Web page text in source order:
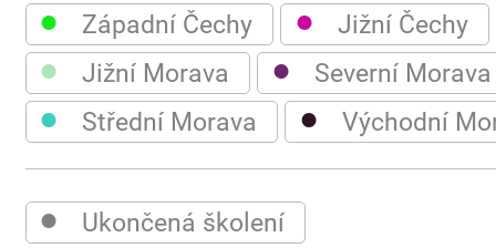
● Západní Čechy ● Jižní Čechy
● Jižní Morava ● Severní Morava
● Střední Morava ● Východní
● Ukončená školení